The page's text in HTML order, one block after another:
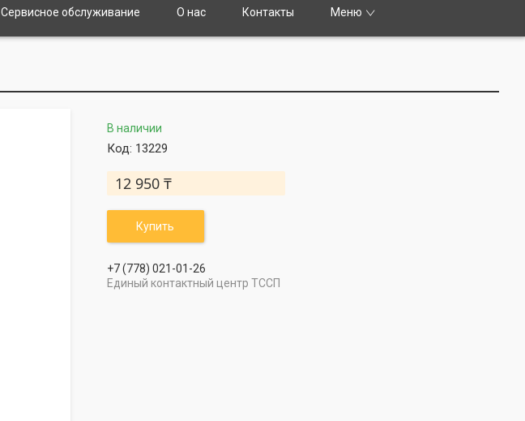
Сервисное обслуживание О нас Контакты Меню
В наличии
Код: 13229
12 950 ₸
Купить
+7 (778) 021-01-26
Единый контактный центр ТССП